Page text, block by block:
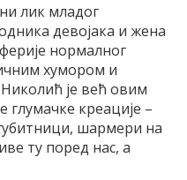
лик младог
девоjака и жена
нормалног
хумором и
jе већ овим
глумачке креациjе –
шармери на
ту поред нас, а